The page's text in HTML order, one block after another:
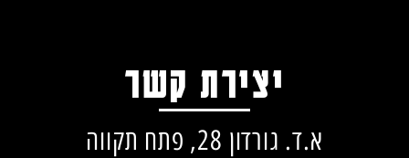
יצירת קשר
א.ד. גורדון 28, פתח תקווה